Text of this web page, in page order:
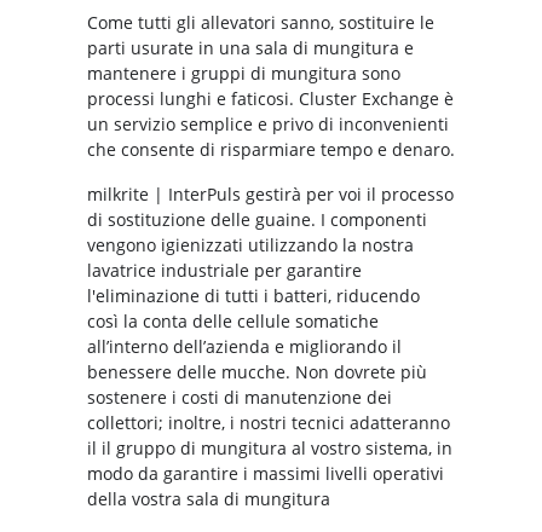
Come tutti gli allevatori sanno, sostituire le
parti usurate in una sala di mungitura e
mantenere i gruppi di mungitura sono
processi lunghi e faticosi. Cluster Exchange è
un servizio semplice e privo di inconvenienti
che consente di risparmiare tempo e denaro.
milkrite | InterPuls gestirà per voi il processo
di sostituzione delle guaine. I componenti
vengono igienizzati utilizzando la nostra
lavatrice industriale per garantire
l'eliminazione di tutti i batteri, riducendo
così la conta delle cellule somatiche
all’interno dell’azienda e migliorando il
benessere delle mucche. Non dovrete più
sostenere i costi di manutenzione dei
collettori; inoltre, i nostri tecnici adatteranno
il il gruppo di mungitura al vostro sistema, in
modo da garantire i massimi livelli operativi
della vostra sala di mungitura